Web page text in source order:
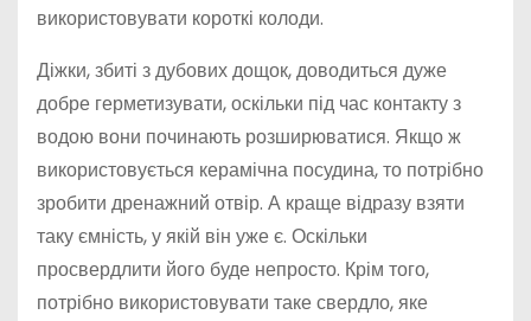
використовувати короткі колоди.
Діжки, збиті з дубових дощок, доводиться дуже
добре герметизувати, оскільки під час контакту з
водою вони починають розширюватися. Якщо ж
використовується керамічна посудина, то потрібно
зробити дренажний отвір. А краще відразу взяти
таку ємність, у якій він уже є. Оскільки
просвердлити його буде непросто. Крім того,
потрібно використовувати таке свердло, яке